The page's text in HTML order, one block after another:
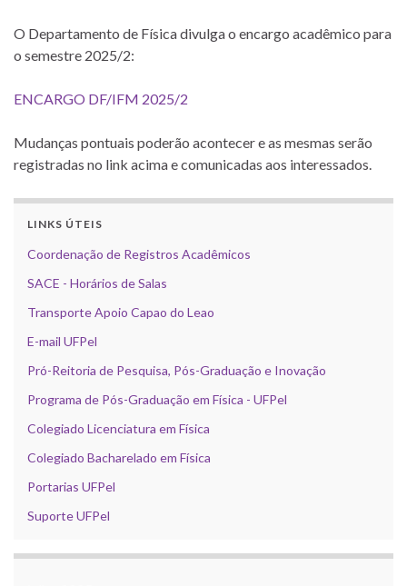
O Departamento de Física divulga o encargo acadêmico para
o semestre 2025/2:
ENCARGO DF/IFM 2025/2
Mudanças pontuais poderão acontecer e as mesmas serão
registradas no link acima e comunicadas aos interessados.
LINKS ÚTEIS
Coordenação de Registros Acadêmicos
SACE - Horários de Salas
Transporte Apoio Capao do Leao
E-mail UFPel
Pró-Reitoria de Pesquisa, Pós-Graduação e Inovação
Programa de Pós-Graduação em Física - UFPel
Colegiado Licenciatura em Física
Colegiado Bacharelado em Física
Portarias UFPel
Suporte UFPel